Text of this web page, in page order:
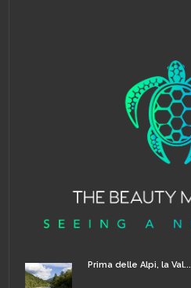
Prima delle Alpi, la Val...